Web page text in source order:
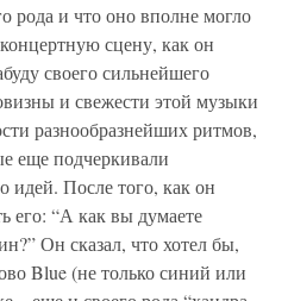
рода и что оно вполне могло
сцену, как он
своего сильнейшего
и свежести этой музыки
разнообразнейших ритмов,
еще подчеркивали
идей. После того, как он
его: “А как вы думаете
Он сказал, что хотел бы,
Blue (не только синий или